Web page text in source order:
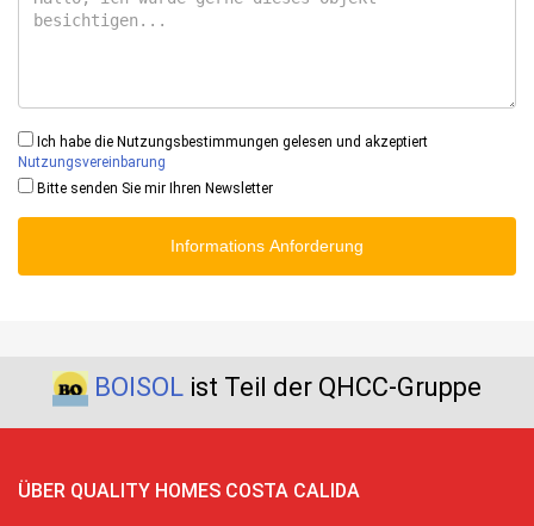
Ich habe die Nutzungsbestimmungen gelesen und akzeptiert
Nutzungsvereinbarung
Bitte senden Sie mir Ihren Newsletter
Informations Anforderung
BOISOL ist Teil der QHCC-Gruppe
ÜBER QUALITY HOMES COSTA CALIDA